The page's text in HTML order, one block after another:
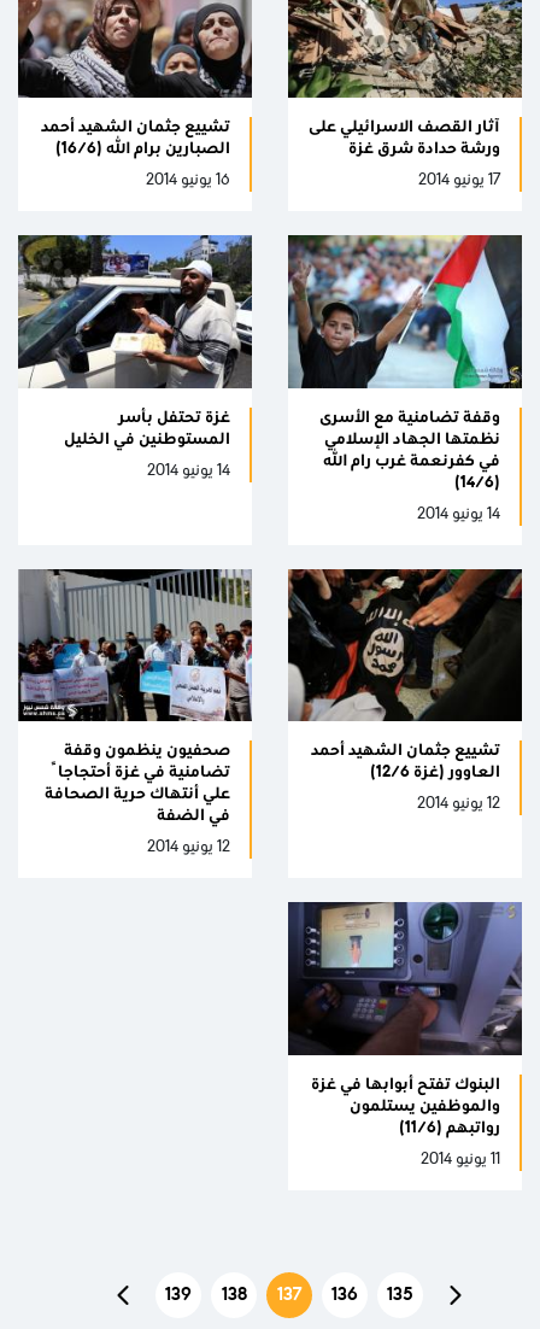
آثار القصف الاسرائيلي على
ورشة حدادة شرق غزة
17 يونيو 2014
تشييع جثمان الشهيد أحمد
الصبارين برام الله (16/6)
16 يونيو 2014
وقفة تضامنية مع الأسرى
نظمتها الجهاد الإسلامي
في كفرنعمة غرب رام الله
(14/6)
14 يونيو 2014
غزة تحتفل بأسر
المستوطنين في الخليل
14 يونيو 2014
تشييع جثمان الشهيد أحمد
العاوور (غزة 12/6)
12 يونيو 2014
صحفيون ينظمون وقفة
تضامنية في غزة أحتجاجاً
علي أنتهاك حرية الصحافة
في الضفة
12 يونيو 2014
البنوك تفتح أبوابها في غزة
والموظفين يستلمون
رواتبهم (11/6)
11 يونيو 2014
135
136
137
138
139